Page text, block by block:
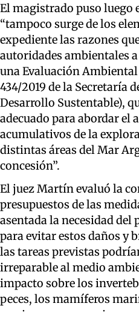
El magistrado puso luego
“tampoco surge de los
expediente las razones
autoridades ambientales
una Evaluación Ambiental
434/2019 de la Secretaría
Desarrollo Sustentable),
adecuado para abordar el
acumulativos de la
distintas áreas del Mar
concesión”.
El juez Martín evaluó la
presupuestos de las
asentada la necesidad
para evitar estos daños y
las tareas previstas
irreparable al medio
impacto sobre los
peces, los mamíferos